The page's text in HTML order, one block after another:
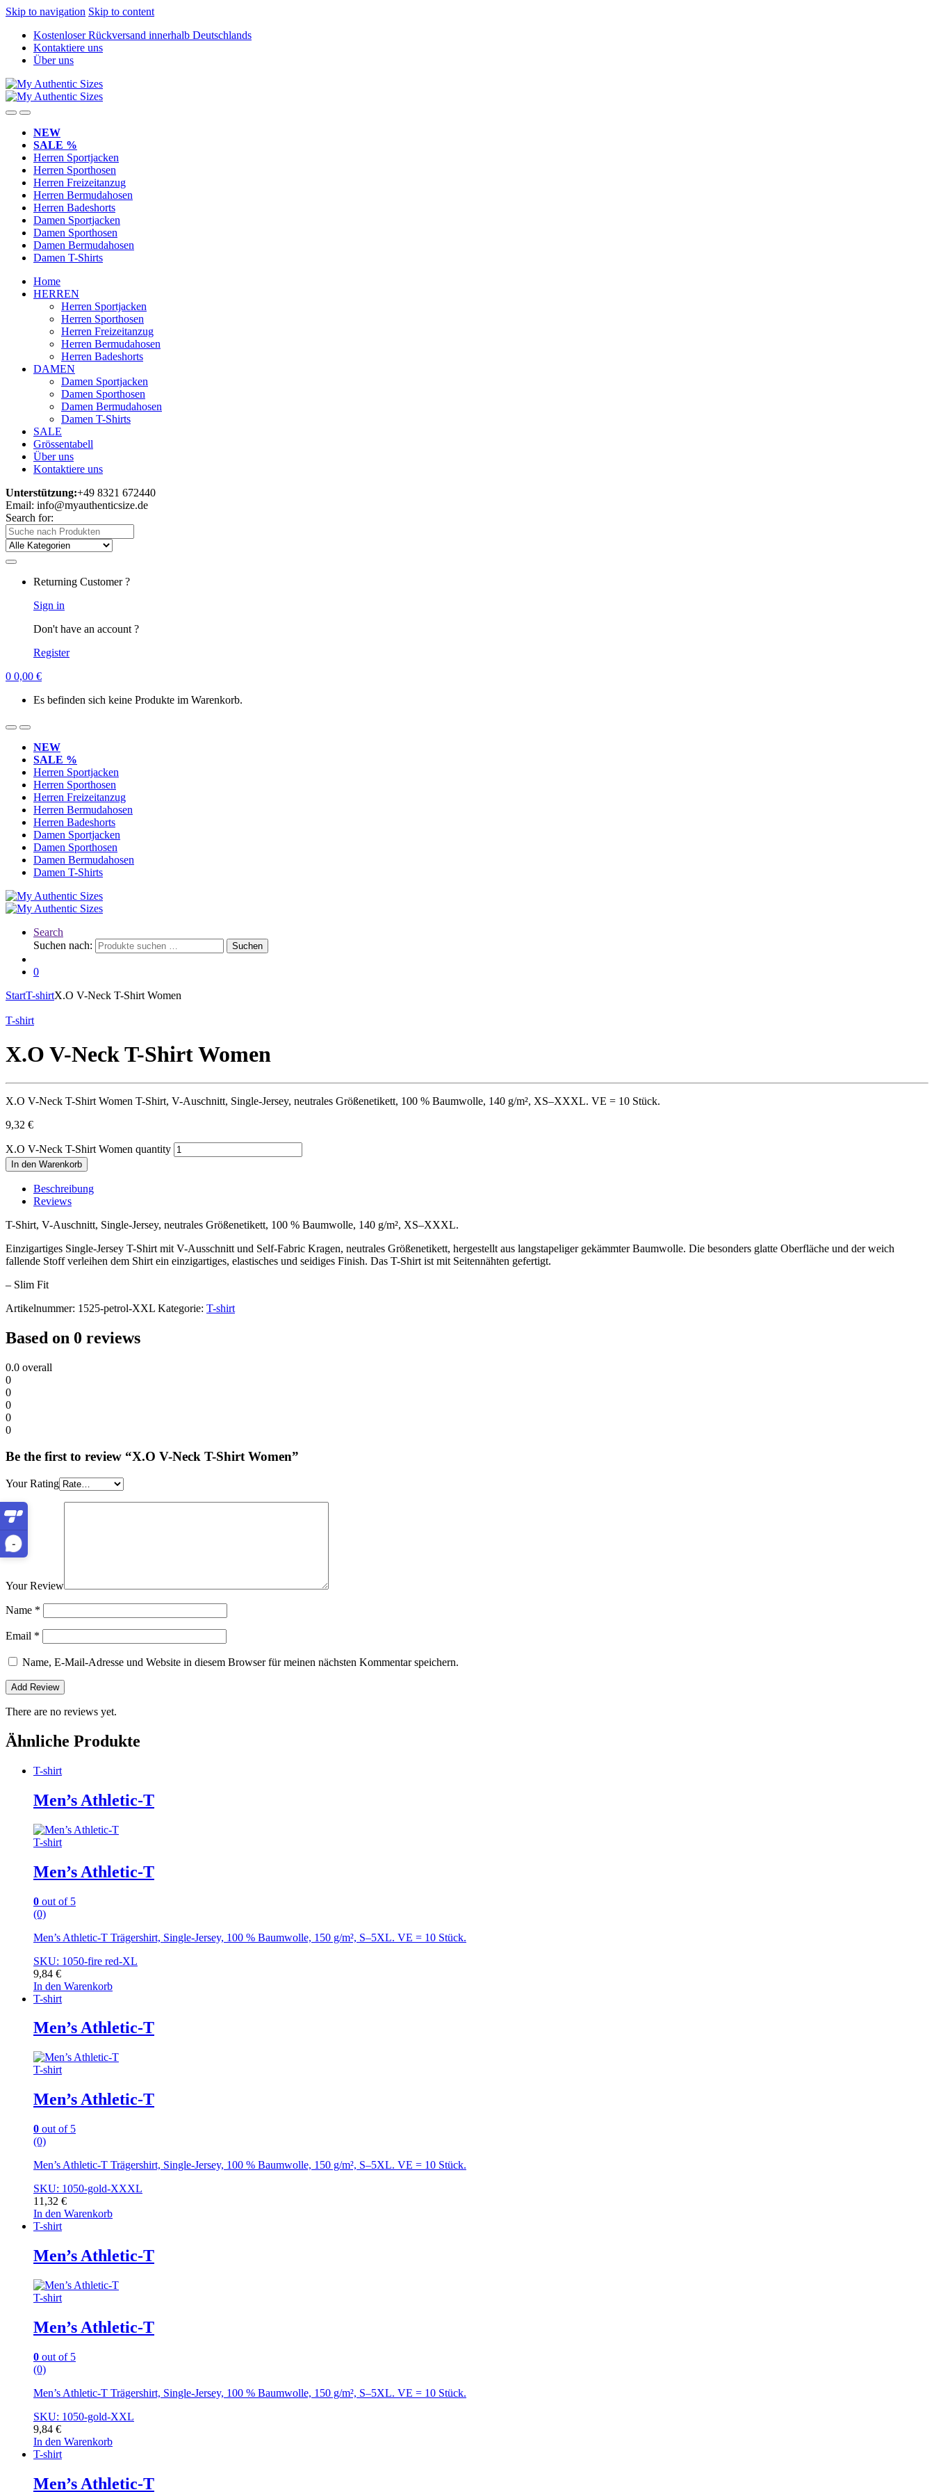
-
Skip to navigation Skip to content
Kostenloser Rückversand innerhalb Deutschlands
Kontaktiere uns
Über uns
NEW
SALE %
Herren Sportjacken
Herren Sporthosen
Herren Freizeitanzug
Herren Bermudahosen
Herren Badeshorts
Damen Sportjacken
Damen Sporthosen
Damen Bermudahosen
Damen T-Shirts
Home
HERREN
Herren Sportjacken
Herren Sporthosen
Herren Freizeitanzug
Herren Bermudahosen
Herren Badeshorts
DAMEN
Damen Sportjacken
Damen Sporthosen
Damen Bermudahosen
Damen T-Shirts
SALE
Grössentabell
Über uns
Kontaktiere uns
Unterstützung:+49 8321 672440
Email: info@myauthenticsize.de
Search for:
Returning Customer ?
Sign in
Don't have an account ?
Register
0 0,00 €
Es befinden sich keine Produkte im Warenkorb.
NEW
SALE %
Herren Sportjacken
Herren Sporthosen
Herren Freizeitanzug
Herren Bermudahosen
Herren Badeshorts
Damen Sportjacken
Damen Sporthosen
Damen Bermudahosen
Damen T-Shirts
Search
Suchen nach:
Suchen
0
StartT-shirtX.O V-Neck T-Shirt Women
T-shirt
X.O V-Neck T-Shirt Women
X.O V-Neck T-Shirt Women T-Shirt, V-Auschnitt, Single-Jersey, neutrales Größenetikett, 100 % Baumwolle, 140 g/m², XS–XXXL. VE = 10 Stück.
9,32 €
X.O V-Neck T-Shirt Women quantity
In den Warenkorb
Beschreibung
Reviews
T-Shirt, V-Auschnitt, Single-Jersey, neutrales Größenetikett, 100 % Baumwolle, 140 g/m², XS–XXXL.
Einzigartiges Single-Jersey T-Shirt mit V-Ausschnitt und Self-Fabric Kragen, neutrales Größenetikett, hergestellt aus langstapeliger gekämmter Baumwolle. Die besonders glatte Oberfläche und der weich
fallende Stoff verleihen dem Shirt ein einzigartiges, elastisches und seidiges Finish. Das T-Shirt ist mit Seitennähten gefertigt.
– Slim Fit
Artikelnummer: 1525-petrol-XXL Kategorie: T-shirt
Based on 0 reviews
0.0 overall
0
0
0
0
0
Be the first to review “X.O V-Neck T-Shirt Women”
Your Rating
Your Review
Name *
Email *
Name, E-Mail-Adresse und Website in diesem Browser für meinen nächsten Kommentar speichern.
There are no reviews yet.
Ähnliche Produkte
T-shirt
Men’s Athletic-T
T-shirt
Men’s Athletic-T
0 out of 5
(0)
Men’s Athletic-T Trägershirt, Single-Jersey, 100 % Baumwolle, 150 g/m², S–5XL. VE = 10 Stück.
SKU: 1050-fire red-XL
9,84 €
In den Warenkorb
T-shirt
Men’s Athletic-T
T-shirt
Men’s Athletic-T
0 out of 5
(0)
Men’s Athletic-T Trägershirt, Single-Jersey, 100 % Baumwolle, 150 g/m², S–5XL. VE = 10 Stück.
SKU: 1050-gold-XXXL
11,32 €
In den Warenkorb
T-shirt
Men’s Athletic-T
T-shirt
Men’s Athletic-T
0 out of 5
(0)
Men’s Athletic-T Trägershirt, Single-Jersey, 100 % Baumwolle, 150 g/m², S–5XL. VE = 10 Stück.
SKU: 1050-gold-XXL
9,84 €
In den Warenkorb
T-shirt
Men’s Athletic-T